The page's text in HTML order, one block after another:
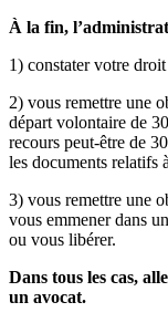
À la fin,
1) constater votre
2) vous remettre une
départ volontaire de
recours peut-être de
les documents relatifs
3) vous remettre une
vous emmener dans
ou vous libérer.
Dans tous les cas,
un avocat.